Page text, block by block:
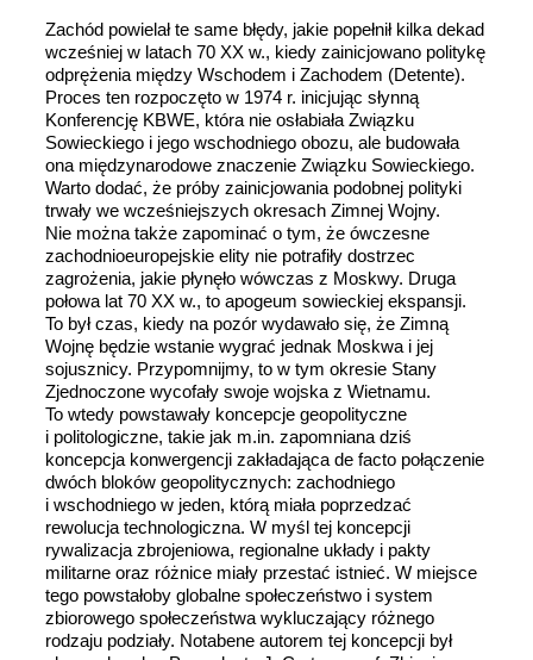
Zachód powielał te same błędy, jakie popełnił kilka dekad
wcześniej w latach 70 XX w., kiedy zainicjowano politykę
odprężenia między Wschodem i Zachodem (Detente).
Proces ten rozpoczęto w 1974 r. inicjując słynną
Konferencję KBWE, która nie osłabiała Związku
Sowieckiego i jego wschodniego obozu, ale budowała
ona międzynarodowe znaczenie Związku Sowieckiego.
Warto dodać, że próby zainicjowania podobnej polityki
trwały we wcześniejszych okresach Zimnej Wojny.
Nie można także zapominać o tym, że ówczesne
zachodnioeuropejskie elity nie potrafiły dostrzec
zagrożenia, jakie płynęło wówczas z Moskwy. Druga
połowa lat 70 XX w., to apogeum sowieckiej ekspansji.
To był czas, kiedy na pozór wydawało się, że Zimną
Wojnę będzie wstanie wygrać jednak Moskwa i jej
sojusznicy. Przypomnijmy, to w tym okresie Stany
Zjednoczone wycofały swoje wojska z Wietnamu.
To wtedy powstawały koncepcje geopolityczne
i politologiczne, takie jak m.in. zapomniana dziś
koncepcja konwergencji zakładająca de facto połączenie
dwóch bloków geopolitycznych: zachodniego
i wschodniego w jeden, którą miała poprzedzać
rewolucja technologiczna. W myśl tej koncepcji
rywalizacja zbrojeniowa, regionalne układy i pakty
militarne oraz różnice miały przestać istnieć. W miejsce
tego powstałoby globalne społeczeństwo i system
zbiorowego społeczeństwa wykluczający różnego
rodzaju podziały. Notabene autorem tej koncepcji był